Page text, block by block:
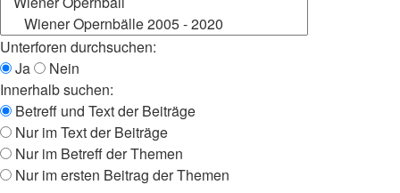
Unterforen durchsuchen:
Ja
Nein
Innerhalb suchen:
Betreff und Text der Beiträge
Nur im Text der Beiträge
Nur im Betreff der Themen
Nur im ersten Beitrag der Themen